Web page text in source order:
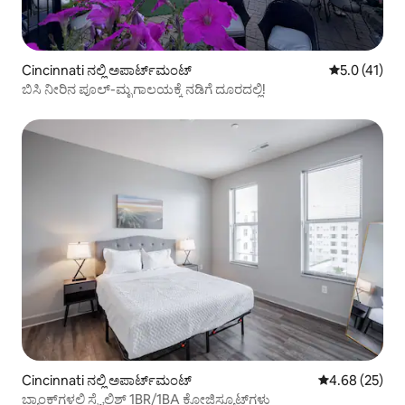
Cincinnati ನಲ್ಲಿ ಅಪಾರ್ಟ್‌ಮಂಟ್ 5 ರಲ್ಲಿ 5.0
5.0 (41)
ಬಿಸಿ ನೀರಿನ ಪೂಲ್-ಮೃಗಾಲಯಕ್ಕೆ ನಡಿಗೆ ದೂರದಲ್ಲಿ!
Cincinnati ನಲ್ಲಿ ಅಪಾರ್ಟ್‌ಮಂಟ್ 5 ರಲ್ಲಿ 4.68
4.68 (25)
ಬ್ಯಾಂಕ್‌ಗಳಲ್ಲಿ ಸ್ಟೈಲಿಶ್ 1BR/1BA ಕೋಜಿಸ್ಯೂಟ್‌ಗಳು